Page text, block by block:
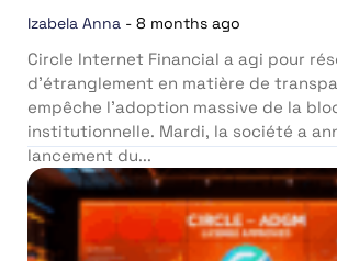
Izabela Anna - 8 months ago
Circle Internet Financial a agi pour
d’étranglement en matière de
empêche l’adoption massive de la
institutionnelle. Mardi, la société a
lancement du...